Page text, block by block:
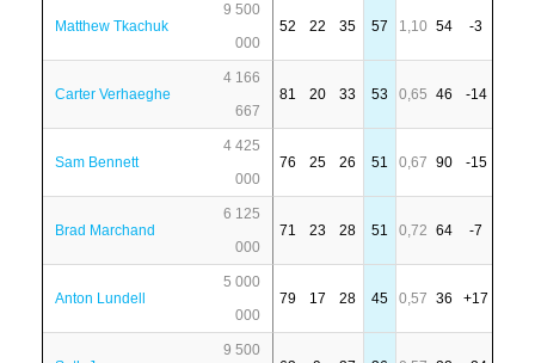
Matthew Tkachuk
9 500
000
52 22 35 57 1,10 54 -3
Carter Verhaeghe
4 166
667
81 20 33 53 0,65 46 -14
Sam Bennett
4 425
000
76 25 26 51 0,67 90 -15
Brad Marchand
6 125
000
71 23 28 51 0,72 64 -7
Anton Lundell
5 000
000
79 17 28 45 0,57 36 +17
9 500